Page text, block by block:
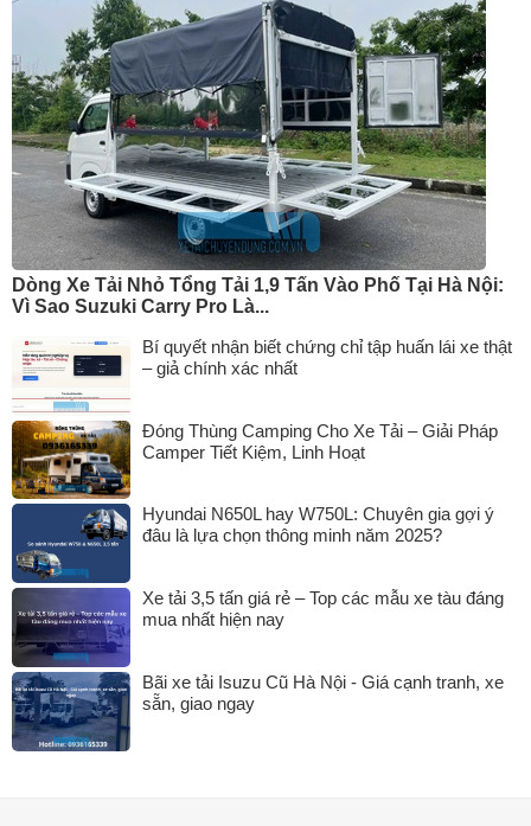
Dòng Xe Tải Nhỏ Tổng Tải 1,9 Tấn Vào Phố Tại Hà Nội:
Vì Sao Suzuki Carry Pro Là...
Bí quyết nhận biết chứng chỉ tập huấn lái xe thật
– giả chính xác nhất
Đóng Thùng Camping Cho Xe Tải – Giải Pháp
Camper Tiết Kiệm, Linh Hoạt
Hyundai N650L hay W750L: Chuyên gia gợi ý
đâu là lựa chọn thông minh năm 2025?
Xe tải 3,5 tấn giá rẻ – Top các mẫu xe tàu đáng
mua nhất hiện nay
Bãi xe tải Isuzu Cũ Hà Nội - Giá cạnh tranh, xe
sẵn, giao ngay